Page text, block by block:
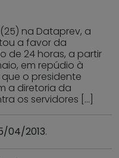
na Dataprev, a
a favor da
de 24 horas, a partir
em repúdio à
o presidente
a diretoria da
os servidores […]
04/2013.